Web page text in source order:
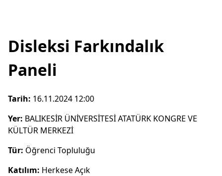
Disleksi Farkındalık
Paneli
Tarih: 16.11.2024 12:00
Yer: BALIKESİR ÜNİVERSİTESİ ATATÜRK KONGRE VE
KÜLTÜR MERKEZİ
Tür: Öğrenci Topluluğu
Katılım: Herkese Açık